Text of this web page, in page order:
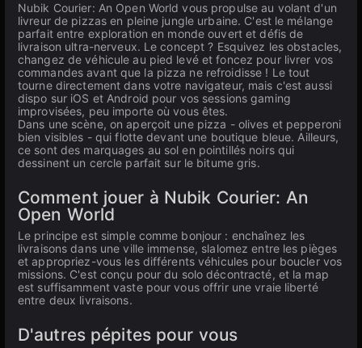
Nubik Courier: An Open World vous propulse au volant d'un
livreur de pizzas en pleine jungle urbaine. C'est le mélange
parfait entre exploration en monde ouvert et défis de
livraison ultra-nerveux. Le concept ? Esquivez les obstacles,
changez de véhicule au pied levé et foncez pour livrer vos
commandes avant que la pizza ne refroidisse ! Le tout
tourne directement dans votre navigateur, mais c'est aussi
dispo sur iOS et Android pour vos sessions gaming
improvisées, peu importe où vous êtes.
Dans une scène, on aperçoit une pizza - olives et pepperoni
bien visibles - qui flotte devant une boutique bleue. Ailleurs,
ce sont des marquages au sol en pointillés noirs qui
dessinent un cercle parfait sur le bitume gris.
Comment jouer à Nubik Courier: An
Open World
Le principe est simple comme bonjour : enchaînez les
livraisons dans une ville immense, slalomez entre les pièges
et appropriez-vous les différents véhicules pour boucler vos
missions. C'est conçu pour du solo décontracté, et la map
est suffisamment vaste pour vous offrir une vraie liberté
entre deux livraisons.
D'autres pépites pour vous